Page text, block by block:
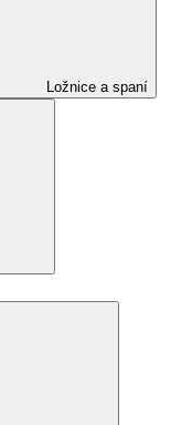
Ložnice a spaní